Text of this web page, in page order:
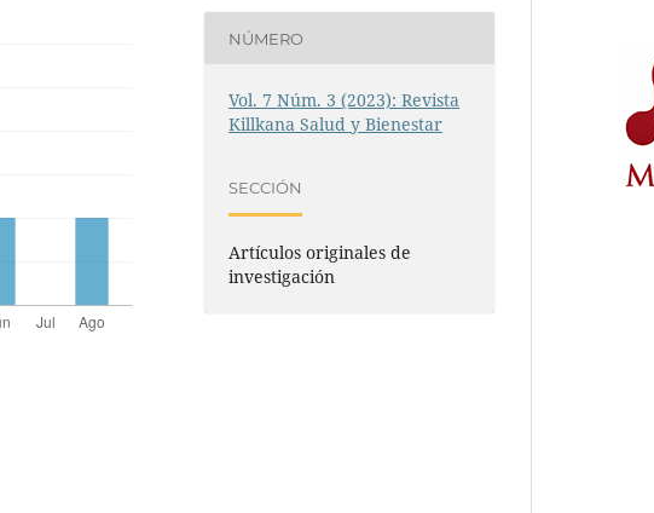
NÚMERO
Vol. 7 Núm. 3 (2023): Revista
Killkana Salud y Bienestar
SECCIÓN
Artículos originales de
investigación